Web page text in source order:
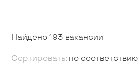
Сортировать: по соответствию
Найдено 193 вакансии